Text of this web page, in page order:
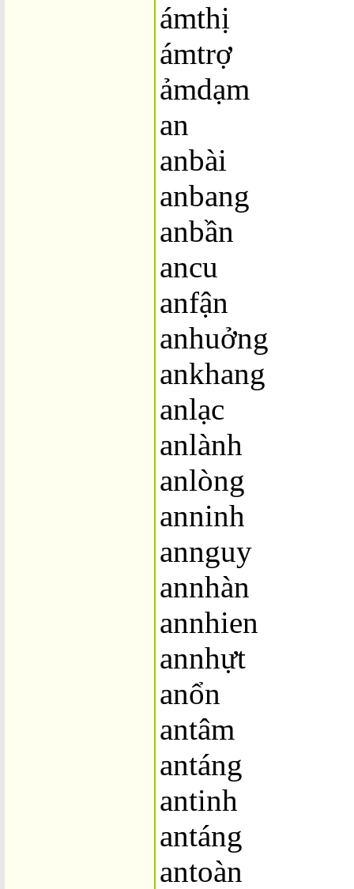
ámthị
ámtrợ
ảmdạm
an
anbài
anbang
anbần
ancu
anfận
anhuởng
ankhang
anlạc
anlành
anlòng
anninh
annguy
annhàn
annhien
annhựt
anổn
antâm
antáng
antinh
antáng
antoàn